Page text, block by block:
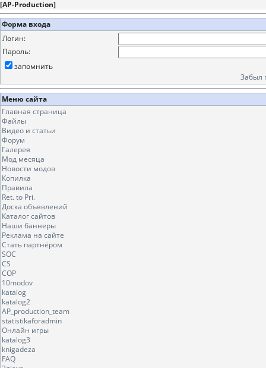
[AP-Production]
Форма входа
Логин:
Пароль:
запомнить
Забыл
Меню сайта
Главная страница
Файлы
Видео и статьи
Форум
Галерея
Мод месяца
Новости модов
Копилка
Правила
Ret. to Pri.
Доска объявлений
Каталог сайтов
Наши баннеры
Реклама на сайте
Стать партнёром
SOC
CS
COP
10modov
katalog
katalog2
AP_production_team
statistikaforadmin
Онлайн игры
katalog3
knigadeza
FAQ